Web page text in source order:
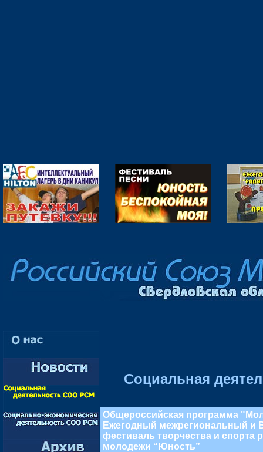
Социальная
Общероссийская программа
Ежегодный межрегиональный и
фестиваль творчества и спорта
молодежи “Юность”